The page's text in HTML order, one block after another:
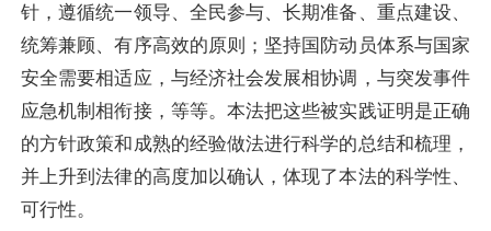
针，遵循统一领导、全民参与、长期准备、重点建设、
统筹兼顾、有序高效的原则；坚持国防动员体系与国家
安全需要相适应，与经济社会发展相协调，与突发事件
应急机制相衔接，等等。本法把这些被实践证明是正确
的方针政策和成熟的经验做法进行科学的总结和梳理，
并上升到法律的高度加以确认，体现了本法的科学性、
可行性。